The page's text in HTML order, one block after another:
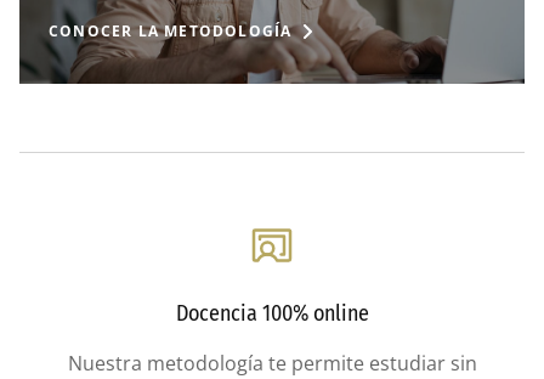
CONOCER LA METODOLOGÍA
Docencia 100% online
Nuestra metodología te permite estudiar sin